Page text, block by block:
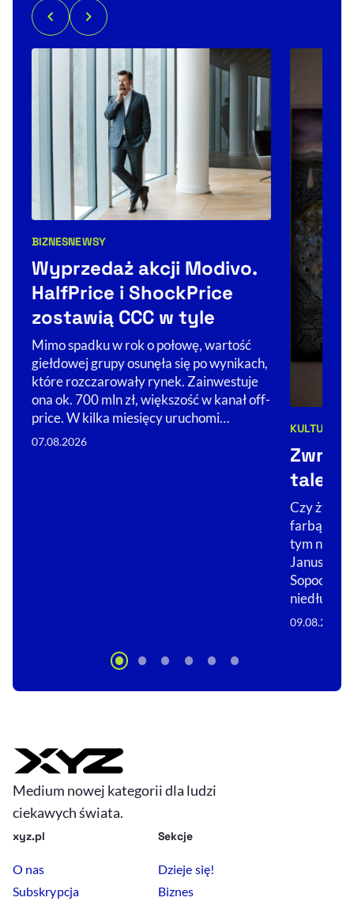
Kategorie artykułu:
BIZNESNEWSY
Wyprzedaż akcji Modivo.
HalfPrice i ShockPrice
zostawią CCC w tyle
Mimo spadku w rok o połowę, wartość
giełdowej grupy osunęła się po wynikach,
które rozczarowały rynek. Zainwestuje
ona ok. 700 mln zł, większość w kanał off-
price. W kilka miesięcy uruchomi…
07.08.2026
KULTURA
talent:
Czy
farbą?
tym na
Janusza
Sopocie.
niedługo…
09.08.2026
Medium nowej kategorii dla ludzi
ciekawych świata.
xyz.pl
O nas
Subskrypcja
Sekcje
Dzieje się!
Biznes